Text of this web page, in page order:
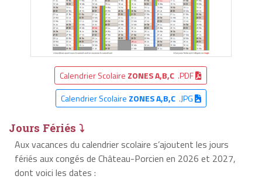
Calendrier Scolaire ZONES A,B,C .PDF
Calendrier Scolaire ZONES A,B,C.JPG
Jours Fériés ⤵
Aux vacances du calendrier scolaire s’ajoutent les jours
fériés aux congés de Château-Porcien en 2026 et 2027,
dont voici les dates :